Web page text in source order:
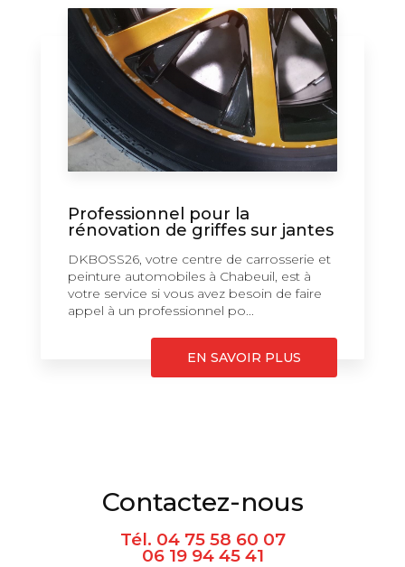
Professionnel pour la
rénovation de griffes sur jantes
DKBOSS26, votre centre de carrosserie et
peinture automobiles à Chabeuil, est à
votre service si vous avez besoin de faire
appel à un professionnel po...
EN SAVOIR PLUS
Contactez-nous
Tél. 04 75 58 60 07
06 19 94 45 41